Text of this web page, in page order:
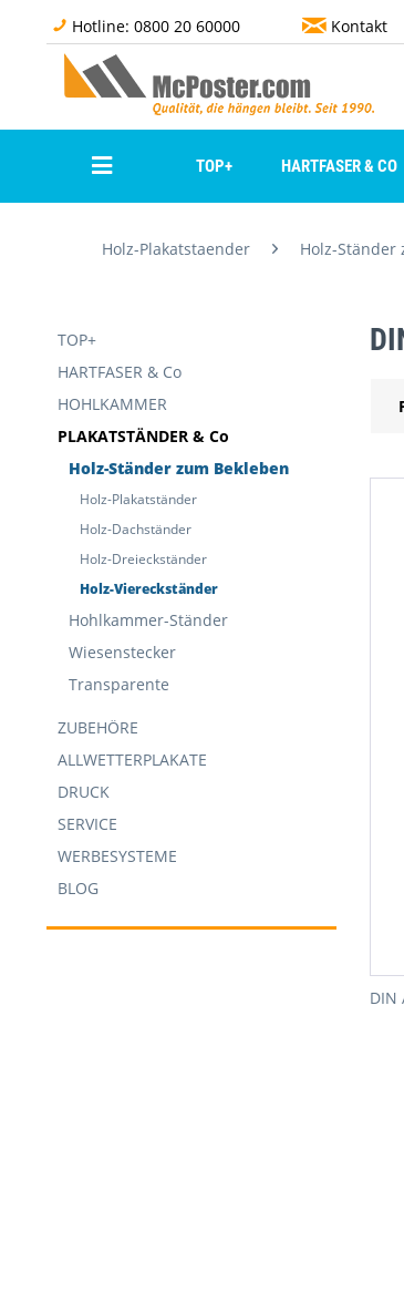
Hotline: 0800 20 60000 Kontakt
TOP+ HARTFASER & CO
Holz-Plakatstaender Holz-Ständer
TOP+
HARTFASER & Co
HOHLKAMMER
PLAKATSTÄNDER & Co
Holz-Ständer zum Bekleben
Holz-Plakatständer
Holz-Dachständer
Holz-Dreieckständer
Holz-Viereckständer
Hohlkammer-Ständer
Wiesenstecker
Transparente
ZUBEHÖRE
ALLWETTERPLAKATE
DRUCK
SERVICE
WERBESYSTEME
BLOG
DIN